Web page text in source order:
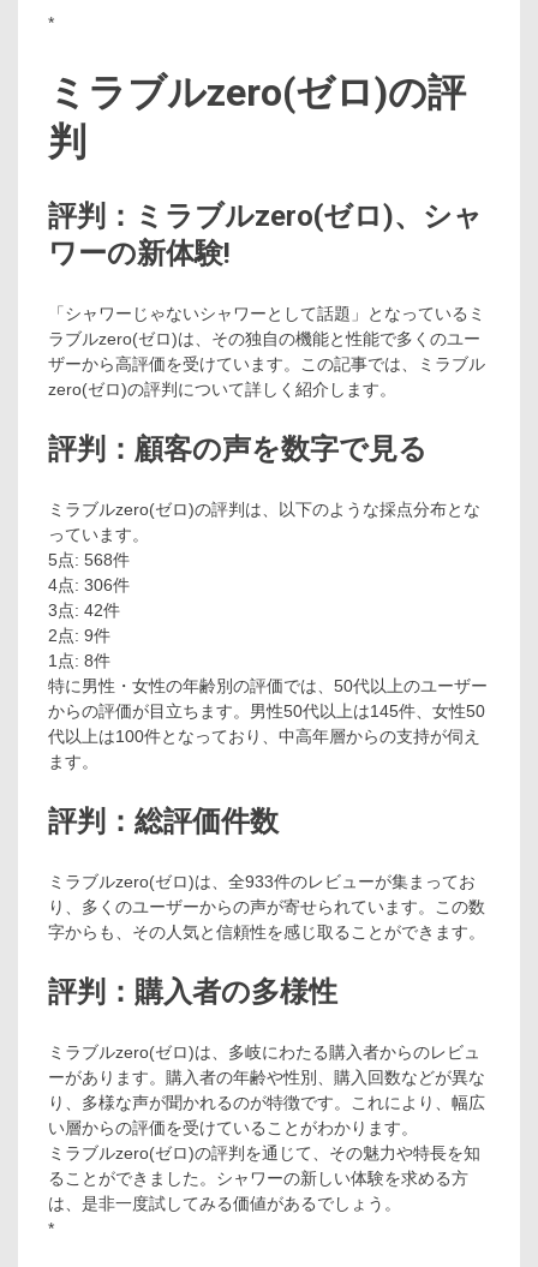
*
ミラブルzero(ゼロ)の評
判
評判：ミラブルzero(ゼロ)、シャ
ワーの新体験!
「シャワーじゃないシャワーとして話題」となっているミ
ラブルzero(ゼロ)は、その独自の機能と性能で多くのユー
ザーから高評価を受けています。この記事では、ミラブル
zero(ゼロ)の評判について詳しく紹介します。
評判：顧客の声を数字で見る
ミラブルzero(ゼロ)の評判は、以下のような採点分布とな
っています。
5点: 568件
4点: 306件
3点: 42件
2点: 9件
1点: 8件
特に男性・女性の年齢別の評価では、50代以上のユーザー
からの評価が目立ちます。男性50代以上は145件、女性50
代以上は100件となっており、中高年層からの支持が伺え
ます。
評判：総評価件数
ミラブルzero(ゼロ)は、全933件のレビューが集まってお
り、多くのユーザーからの声が寄せられています。この数
字からも、その人気と信頼性を感じ取ることができます。
評判：購入者の多様性
ミラブルzero(ゼロ)は、多岐にわたる購入者からのレビュ
ーがあります。購入者の年齢や性別、購入回数などが異な
り、多様な声が聞かれるのが特徴です。これにより、幅広
い層からの評価を受けていることがわかります。
ミラブルzero(ゼロ)の評判を通じて、その魅力や特長を知
ることができました。シャワーの新しい体験を求める方
は、是非一度試してみる価値があるでしょう。
*